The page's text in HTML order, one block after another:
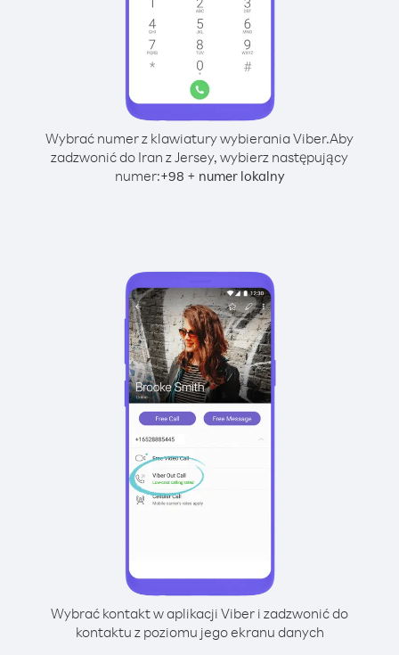
Wybrać numer z klawiatury wybierania Viber.Aby
zadzwonić do Iran z Jersey, wybierz następujący
numer:+98 + numer lokalny
Wybrać kontakt w aplikacji Viber i zadzwonić do
kontaktu z poziomu jego ekranu danych